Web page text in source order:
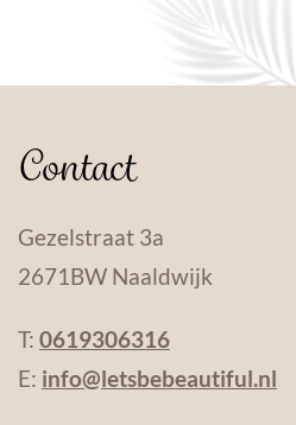
Contact
Gezelstraat 3a
2671BW Naaldwijk
T: 0619306316
E: info@letsbebeautiful.nl